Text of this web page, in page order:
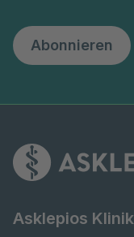
Abonnieren
Asklepios